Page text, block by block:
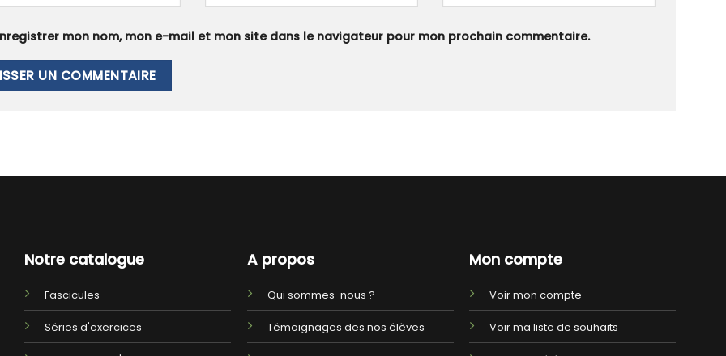
mon nom, mon e-mail et mon site dans le navigateur pour mon prochain commentaire.
Notre catalogue
Fascicules
Séries d'exercices
A propos
Qui sommes-nous ?
Témoignages des nos élèves
Mon compte
Voir mon compte
Voir ma liste de souhaits